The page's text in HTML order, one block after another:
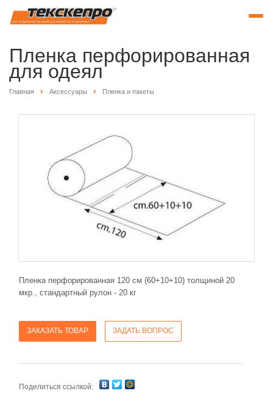
Пленка перфорированная
для одеял
Главная Аксессуары Пленка и пакеты
Пленка перфорированная 120 см (60+10+10) толщиной 20
мкр., стандартный рулон - 20 кг
ЗАКАЗАТЬ ТОВАР ЗАДАТЬ ВОПРОС
Поделиться ссылкой: